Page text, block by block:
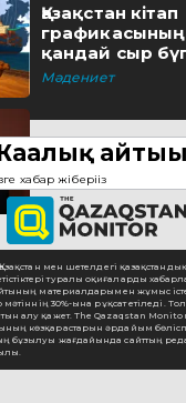
Қазақстан кітап
графикасының
қандай сыр
Мәдениет
хабар жіберіңіз
мен шетелдегі
туралы оқиғаларды
материалдарымен жұмыс
мәтіннің 30%-ына рұқсат етіледі.
алу қажет. The Qazaqstan
көзқарастарын әрдайым
бұзылуы жағдайында сайттың